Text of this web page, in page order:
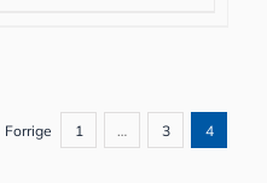
Forrige 1 … 3 4